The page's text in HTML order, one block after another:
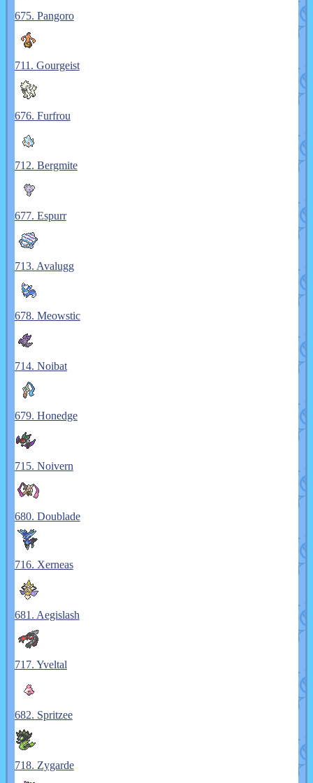
675. Pangoro
711. Gourgeist
676. Furfrou
712. Bergmite
677. Espurr
713. Avalugg
678. Meowstic
714. Noibat
679. Honedge
715. Noivern
680. Doublade
716. Xerneas
681. Aegislash
717. Yveltal
682. Spritzee
718. Zygarde